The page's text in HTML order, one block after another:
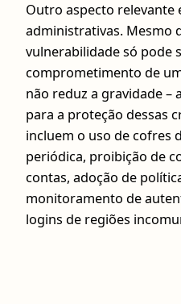
Outro aspecto relevante
administrativas. Mesmo
vulnerabilidade só pode
comprometimento de
não reduz a gravidade –
para a proteção dessas
incluem o uso de cofres
periódica, proibição de
contas, adoção de
monitoramento de
logins de regiões